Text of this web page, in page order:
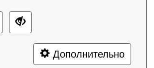
Дополнительно